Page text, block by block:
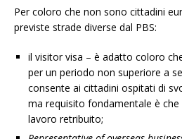
Per coloro che non sono cittadini
previste strade diverse dal PBS:
il visitor visa – è adatto coloro
per un periodo non superiore a
consente ai cittadini ospitati di
ma requisito fondamentale è
lavoro retribuito;